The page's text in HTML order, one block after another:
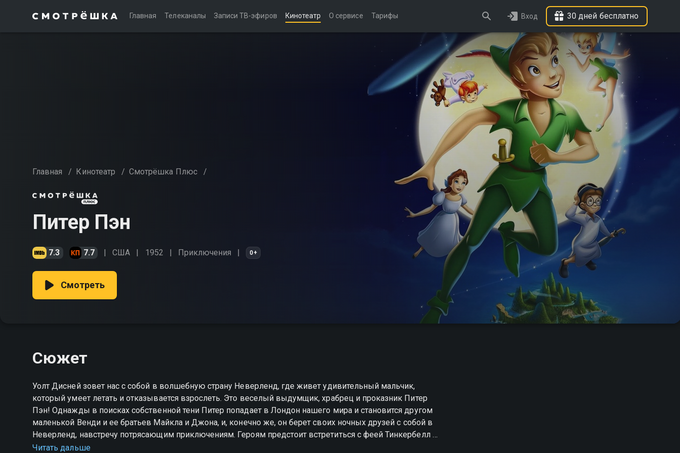
Главная Телеканалы Записи ТВ-эфиров Кинотеатр О сервисе Тарифы Вход 30 дней бесплатно
Главная / Кинотеатр / Смотрёшка Плюс /
Питер Пэн
7.3 7.7 США 1952 Приключения 0+
Смотреть
Сюжет
Уолт Дисней зовет нас с собой в волшебную страну Неверленд, где живет удивительный мальчик,
который умеет летать и отказывается взрослеть. Это веселый выдумщик, храбрец и проказник Питер
Пэн! Однажды в поисках собственной тени Питер попадает в Лондон нашего мира и становится другом
маленькой Венди и ее братьев Майкла и Джона, и, конечно же, он берет своих ночных друзей с собой в
Неверленд, навстречу потрясающим приключениям. Героям предстоит встретиться с феей Тинкербелл и
дружной ватагой Питера Пэна, спасти индейскую принцессу Тигровую Лилию из лап пиратов и сразиться
Читать дальше